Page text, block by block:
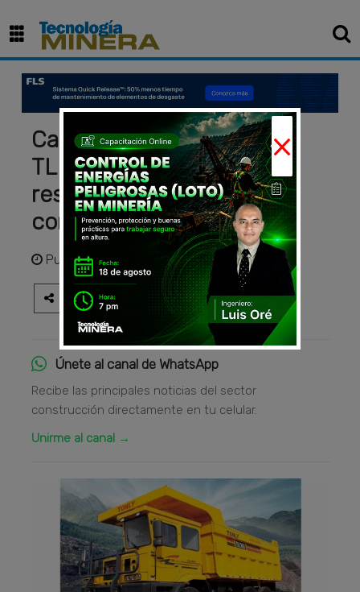
Camión Volquete Off Road
TLD 65 – Potencia y
resistencia para minería y
construcción pesada
Publicadohace 11 meses
Únete al canal de WhatsApp
Recibe las principales noticias del sector
construcción directamente en tu celular.
Unirme al canal →
×